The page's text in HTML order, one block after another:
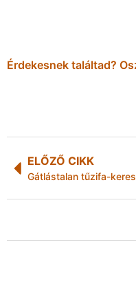
Érdekesnek találtad?
ELŐZŐ CIKK
Gátlástalan tűzifa-